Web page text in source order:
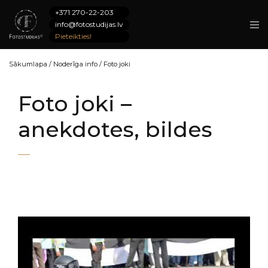
+371 270-22-203
info@fotostudijas.lv
Pieteikties!
Sākumlapa / Noderīga info / Foto joki
Foto joki –
anekdotes, bildes